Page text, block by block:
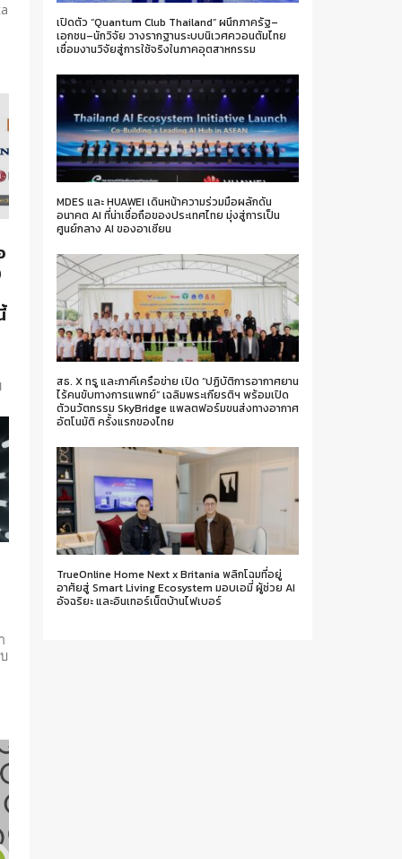
เปิดตัว “Quantum Club Thailand” ผนึกภาครัฐ–
เอกชน–นักวิจัย วางรากฐานระบบนิเวศควอนตัมไทย
เชื่อมงานวิจัยสู่การใช้จริงในภาคอุตสาหกรรม
MDES และ HUAWEI เดินหน้าความร่วมมือผลักดัน
อนาคต AI ที่น่าเชื่อถือของประเทศไทย มุ่งสู่การเป็น
ศูนย์กลาง AI ของอาเซียน
สธ. X ทรู และภาคีเครือข่าย เปิด “ปฏิบัติการอากาศยาน
ไร้คนขับทางการแพทย์” เฉลิมพระเกียรติฯ พร้อมเปิด
ตัวนวัตกรรม SkyBridge แพลตฟอร์มขนส่งทางอากาศ
อัตโนมัติ ครั้งแรกของไทย
TrueOnline Home Next x Britania พลิกโฉมที่อยู่
อาศัยสู่ Smart Living Ecosystem มอบเอมี่ ผู้ช่วย AI
อัจฉริยะ และอินเทอร์เน็ตบ้านไฟเบอร์